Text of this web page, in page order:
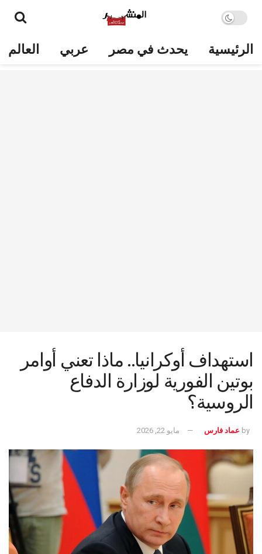
الرئيسية يحدث في مصر عربي العالم
استهداف أوكرانيا.. ماذا تعني أوامر
بوتين الفورية لوزارة الدفاع
الروسية؟
by عماد فارس مايو 22, 2026